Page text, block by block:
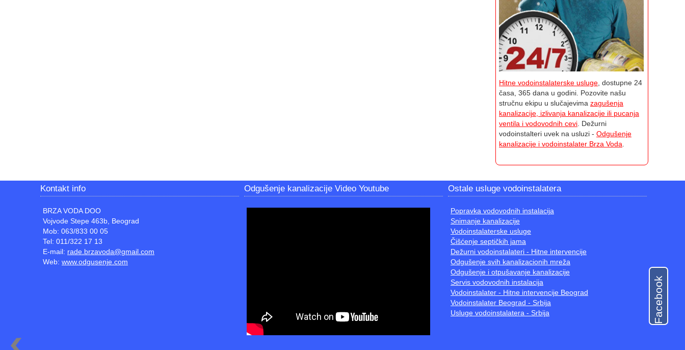
Facebook
Hitne vodoinstalaterske usluge, dostupne 24
časa, 365 dana u godini. Pozovite našu
stručnu ekipu u slučajevima zagušenja
kanalizacije, izlivanja kanalizacije ili pucanja
ventila i vodovodnih cevi. Dežurni
vodoinstalteri uvek na usluzi - Odgušenje
kanalizacije i vodoinstalater Brza Voda.
Kontakt info
BRZA VODA DOO
Vojvode Stepe 463b, Beograd
Mob: 063/833 00 05
Tel: 011/322 17 13
E-mail: rade.brzavoda@gmail.com
Web: www.odgusenje.com
Odgušenje kanalizacije Video Youtube Ostale usluge vodoinstalatera
Popravka vodovodnih instalacija
Snimanje kanalizacije
Vodoinstalaterske usluge
Čišćenje septičkih jama
Dežurni vodoinstalateri - Hitne intervencije
Odgušenje svih kanalizacionih mreža
Odgušenje i otpušavanje kanalizacije
Servis vodovodnih instalacija
Vodoinstalater - Hitne intervencije Beograd
Vodoinstalater Beograd - Srbija
Usluge vodoinstalatera - Srbija